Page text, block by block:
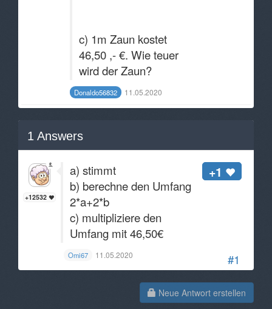
c) 1m Zaun kostet
46,50 ,- €. Wie teuer
wird der Zaun?
Donaldo56832 11.05.2020
1 Answers
#1
+12532
+1
a) stimmt
b) berechne den Umfang
2*a+2*b
c) multipliziere den
Umfang mit 46,50€
Omi67 11.05.2020
Neue Antwort erstellen